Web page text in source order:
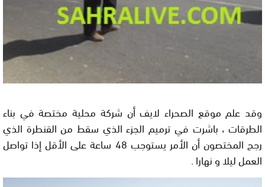
وقد علم موقع الصحراء لايف أن شركة محلية مختصة في بناء
الطرقات ، باشرت في ترميم الجزء الذي سقط من القنطرة الذي
رجح المختصون أن الأمر يستوجب 48 ساعة على الأقل إذا تواصل
العمل ليلا و نهارا .